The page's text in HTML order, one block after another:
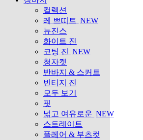
컬렉션
레 쁘띠트 NEW
뉴진스
화이트 진
코팅 진 NEW
청자켓
반바지 & 스커트
빈티지 진
모두 보기
핏
넓고 여유로운 NEW
스트레이트
플레어 & 부츠컷